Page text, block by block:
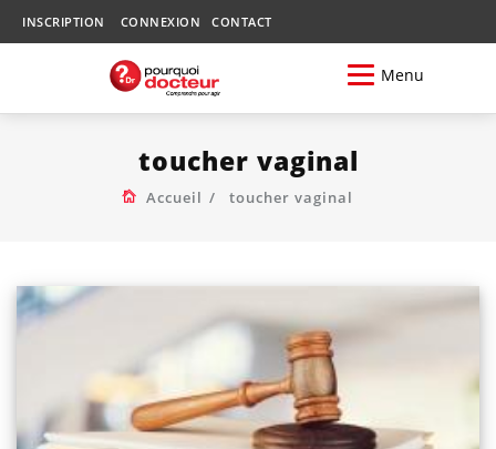
INSCRIPTION CONNEXION CONTACT
Menu
toucher vaginal
Accueil toucher vaginal